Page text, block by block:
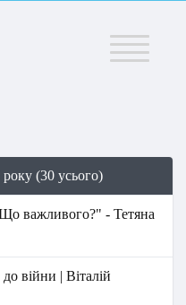
Меню
року (30 усього)
важливого?" - Тетяна
війни | Віталій